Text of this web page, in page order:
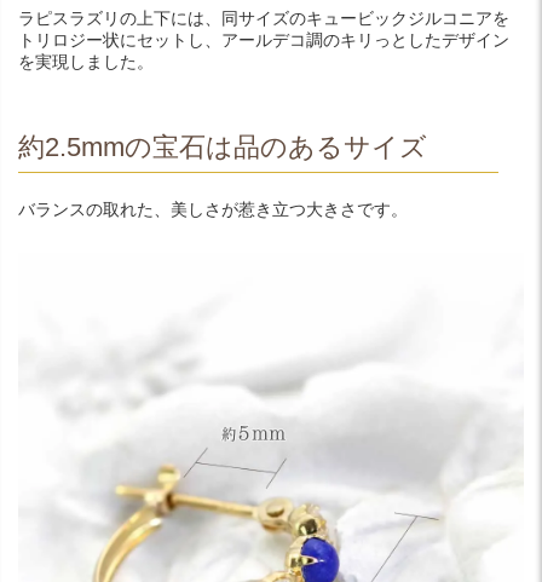
ラピスラズリの上下には、同サイズのキュービックジルコニアを
トリロジー状にセットし、アールデコ調のキリっとしたデザイン
を実現しました。
約2.5mmの宝石は品のあるサイズ
バランスの取れた、美しさが惹き立つ大きさです。